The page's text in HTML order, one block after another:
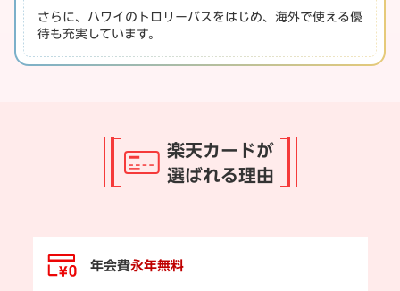
さらに、ハワイのトロリーバスをはじめ、海外で使える優
待も充実しています。
楽天カードが
選ばれる理由
年会費永年無料